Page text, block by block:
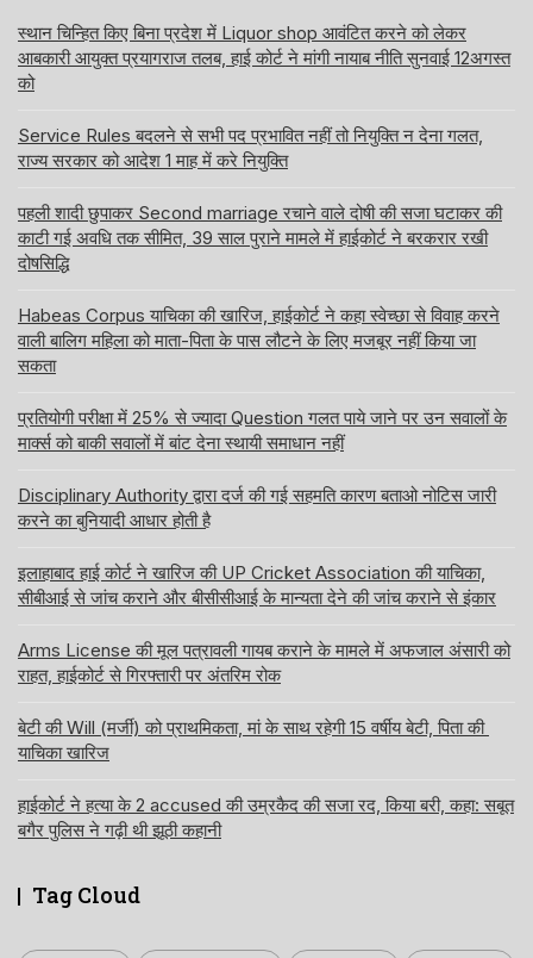
स्थान चिन्हित किए बिना प्रदेश में Liquor shop आवंटित करने को लेकर
आबकारी आयुक्त प्रयागराज तलब, हाई कोर्ट ने मांगी नायाब नीति सुनवाई 12अगस्त
को
Service Rules बदलने से सभी पद प्रभावित नहीं तो नियुक्ति न देना गलत,
राज्य सरकार को आदेश 1 माह में करे नियुक्ति
पहली शादी छुपाकर Second marriage रचाने वाले दोषी की सजा घटाकर की
काटी गई अवधि तक सीमित, 39 साल पुराने मामले में हाईकोर्ट ने बरकरार रखी
दोषसिद्धि
Habeas Corpus याचिका की खारिज, हाईकोर्ट ने कहा स्वेच्छा से विवाह करने
वाली बालिग महिला को माता-पिता के पास लौटने के लिए मजबूर नहीं किया जा
सकता
प्रतियोगी परीक्षा में 25% से ज्यादा Question गलत पाये जाने पर उन सवालों के
मार्क्स को बाकी सवालों में बांट देना स्थायी समाधान नहीं
Disciplinary Authority द्वारा दर्ज की गई सहमति कारण बताओ नोटिस जारी
करने का बुनियादी आधार होती है
इलाहाबाद हाई कोर्ट ने खारिज की UP Cricket Association की याचिका,
सीबीआई से जांच कराने और बीसीसीआई के मान्यता देने की जांच कराने से इंकार
Arms License की मूल पत्रावली गायब कराने के मामले में अफजाल अंसारी को
राहत, हाईकोर्ट से गिरफ्तारी पर अंतरिम रोक
बेटी की Will (मर्जी) को प्राथमिकता, मां के साथ रहेगी 15 वर्षीय बेटी, पिता की
याचिका खारिज
हाईकोर्ट ने हत्या के 2 accused की उम्रकैद की सजा रद, किया बरी, कहा: सबूत
बगैर पुलिस ने गढ़ी थी झूठी कहानी
Tag Cloud